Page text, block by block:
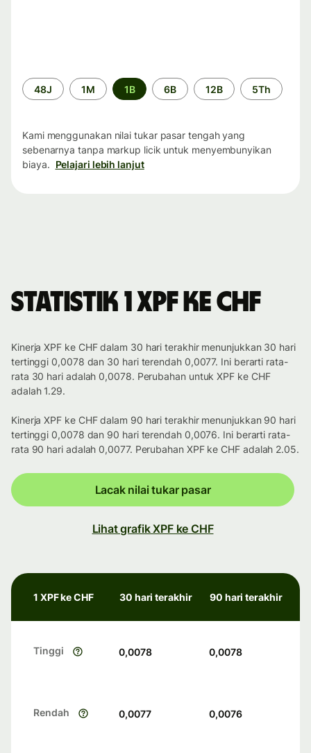
Periode
waktu
48J 1M 1B 6B 12B 5Th
Kami menggunakan nilai tukar pasar tengah yang
sebenarnya tanpa markup licik untuk menyembunyikan
biaya. Pelajari lebih lanjut
Statistik 1 XPF ke CHF
Kinerja XPF ke CHF dalam 30 hari terakhir menunjukkan 30 hari
tertinggi 0,0078 dan 30 hari terendah 0,0077. Ini berarti rata-
rata 30 hari adalah 0,0078. Perubahan untuk XPF ke CHF
adalah 1.29.
Kinerja XPF ke CHF dalam 90 hari terakhir menunjukkan 90 hari
tertinggi 0,0078 dan 90 hari terendah 0,0076. Ini berarti rata-
rata 90 hari adalah 0,0077. Perubahan XPF ke CHF adalah 2.05.
Lacak nilai tukar pasar
Lihat grafik XPF ke CHF
1 XPF ke CHF 30 hari terakhir 90 hari terakhir
Tinggi 0,0078 0,0078
Rendah 0,0077 0,0076